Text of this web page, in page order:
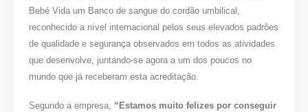
Bebé Vida um Banco de sangue do cordão umbilical,
reconhecido a nível internacional pelos seus elevados padrões
de qualidade e segurança observados em todos as atividades
que desenvolve, juntando-se agora a um dos poucos no
mundo que já receberam esta acreditação.
Segundo a empresa, “Estamos muito felizes por conseguir